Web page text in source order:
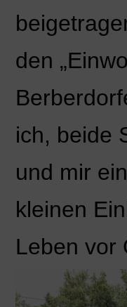
den
ich, beide
und mir
kleinen
Leben vor